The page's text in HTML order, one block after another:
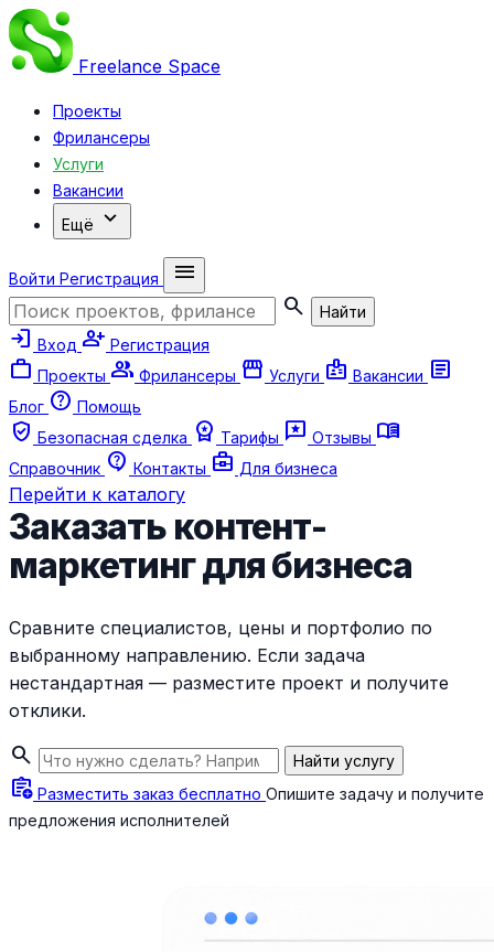
Freelance Space
Проекты
Фрилансеры
Услуги
Вакансии
Ещё expand_more
Войти Регистрация
menu
search
Найти
login Вход person_add Регистрация
work Проекты group Фрилансеры storefront Услуги badge Вакансии article
Блог help Помощь
verified_user Безопасная сделка workspace_premium Тарифы reviews Отзывы menu_book
Справочник contact_support Контакты business_center Для бизнеса
Перейти к каталогу
Заказать контент-
маркетинг для бизнеса
Сравните специалистов, цены и портфолио по
выбранному направлению. Если задача
нестандартная — разместите проект и получите
отклики.
search Найти услугу
assignment_add Разместить заказ бесплатно Опишите задачу и получите
предложения исполнителей